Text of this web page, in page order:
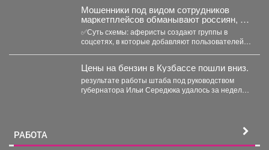
Мошенники под видом сотрудников
маркетплейсов обманывают россиян, у
которых скоро день рождения.
✅Суть схемы: аферисты создают группы в
соцсетях, в которые добавляют пользователей в
Цены на бензин в Кузбассе пошли вниз.
результате работы штаба под руководством
губернатора Ильи Середюка удалось за неделю
РАБОТА